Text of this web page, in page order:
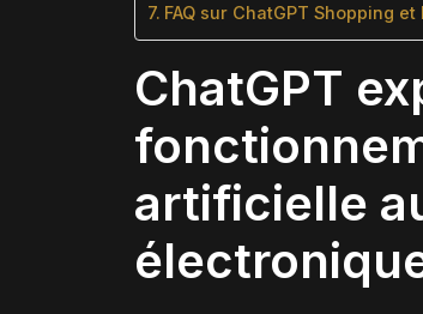
FAQ sur ChatGPT Shopping
ChatGPT
artificielle